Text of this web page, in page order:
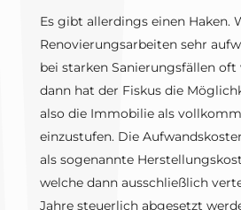
Es gibt allerdings einen Haken.
Renovierungsarbeiten sehr
bei starken Sanierungsfällen
dann hat der Fiskus die
also die Immobilie als
einzustufen. Die
als sogenannte
welche dann ausschließlich
Jahre steuerlich abgesetzt